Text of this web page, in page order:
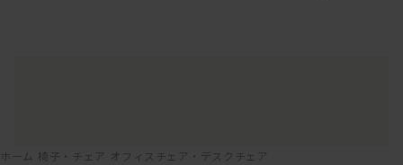
ホーム 椅子・チェア オフィスチェア・デスクチェア